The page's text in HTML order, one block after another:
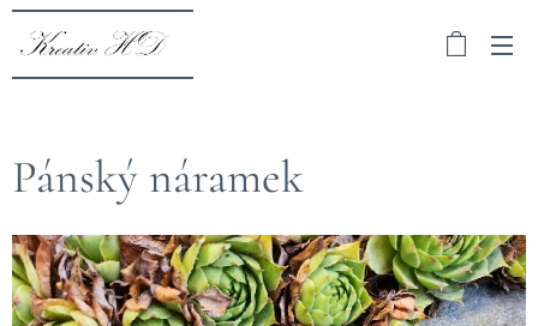
Pánský náramek